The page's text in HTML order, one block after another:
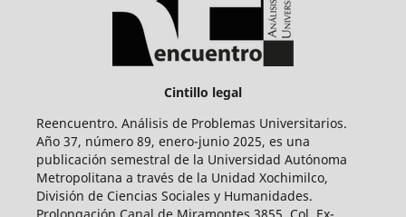
Cintillo legal
Reencuentro. Análisis de Problemas Universitarios.
Año 37, número 89, enero-junio 2025, es una
publicación semestral de la Universidad Autónoma
Metropolitana a través de la Unidad Xochimilco,
División de Ciencias Sociales y Humanidades.